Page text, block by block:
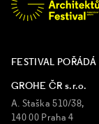
FESTIVAL POŘÁDÁ
GROHE ČR s.r.o.
A. Staška 510/38,
140 00 Praha 4